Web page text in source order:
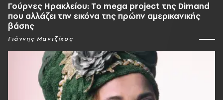
Γούρνες Ηρακλείου: To mega project της Dimand
που αλλάζει την εικόνα της πρώην αμερικανικής
βάσης
Γιάννης Μαντζίκος